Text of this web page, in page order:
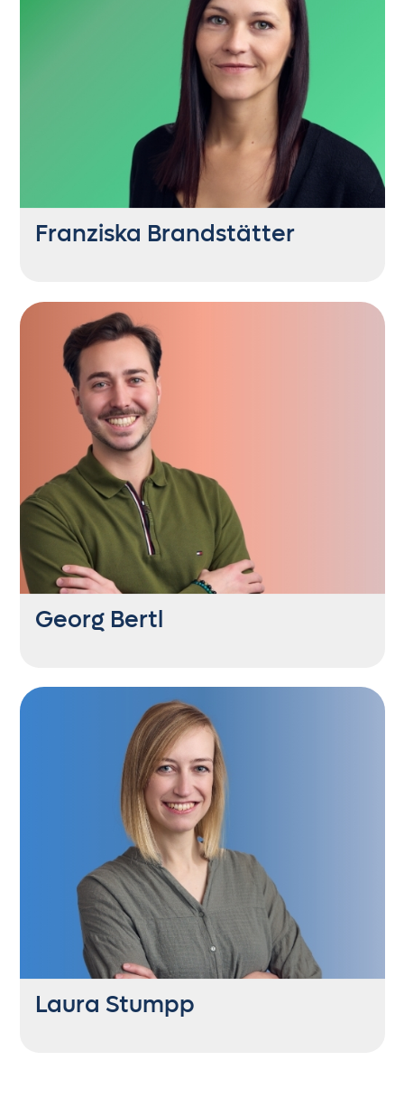
Probiert gerne Neues aus: von
Naturkosmetik, diverse Sportarten bis
Hundetricks. Die engste Verwandtschaft
wohnt im Umkreis von einem Kilometer.
Franziska Brandstätter
+43 6235 21444 29
fb@getontop.at
Maturaball. Mitternachtseinlage. Solo-
Gesangspart in „We’re all in this together”.
Und nein, sie kann nicht singen. Might
qualify as your typical horse girl. Aber
Fußball mag sie auch.
Georg Bertl
+43 6235 21444 58
gb@getontop.at
Als sportlicher Allrounder ist er am Golfplatz
genauso Zuhause wie am Fußballfeld.
Abenteuerlustig & mit seiner Sammlung
farbenfroher Socken sorgt er für den
nötigen Schwung.
Laura Stumpp